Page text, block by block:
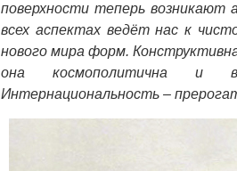
поверхности теперь возникают
всех аспектах ведёт нас к
нового мира форм.
она космополитична и
Интернациональность –